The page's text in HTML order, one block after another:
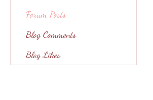
Forum Posts
Blog Comments
Blog Likes